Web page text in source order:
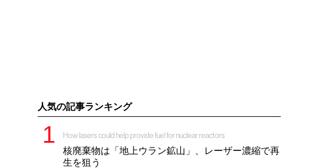
人気の記事ランキング
How lasers could help provide fuel for nuclear reactors
核廃棄物は「地上ウラン鉱山」、レーザー濃縮で再
生を狙う